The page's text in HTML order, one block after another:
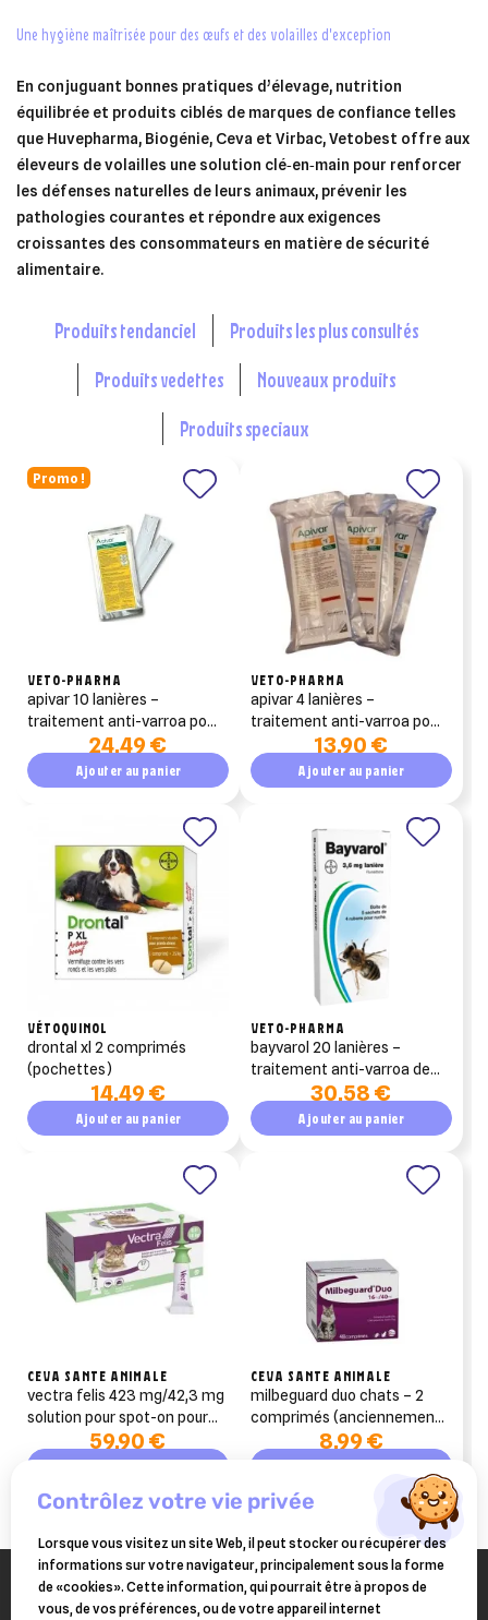
une hygiène maîtrisée pour des œufs et des volailles d’exception
En conjuguant bonnes pratiques d’élevage, nutrition
équilibrée et produits ciblés de marques de confiance telles
que Huvepharma, Biogénie, Ceva et Virbac, Vetobest offre aux
éleveurs de volailles une solution clé‑en‑main pour renforcer
les défenses naturelles de leurs animaux, prévenir les
pathologies courantes et répondre aux exigences
croissantes des consommateurs en matière de sécurité
alimentaire.
produits tendanciel
produits les plus consultés
produits vedettes
nouveaux produits
produits speciaux
Promo !
VETO-PHARMA
apivar 10 lanières –
traitement anti-varroa pour
ruche (amitraz)
24,49 €
Ajouter au panier
VETO-PHARMA
apivar 4 lanières –
traitement anti-varroa pour
ruche (amitraz)
13,90 €
Ajouter au panier
VÉTOQUINOL
drontal xl 2 comprimés
(pochettes)
14,49 €
Ajouter au panier
VETO-PHARMA
bayvarol 20 lanières –
traitement anti-varroa de
rotation (fluméthrine)
30,58 €
Ajouter au panier
CEVA SANTE ANIMALE
vectra felis 423 mg/42,3 mg
solution pour spot-on pour
chats 12 pipettes
59,90 €
Ajouter au panier
CEVA SANTE ANIMALE
milbeguard duo chats – 2
comprimés (anciennement
milbactor)8,99 €
Ajouter au panier
contrôlez votre vie privée
Lorsque vous visitez un site Web, il peut stocker ou récupérer des
informations sur votre navigateur, principalement sous la forme
de «cookies». Cette information, qui pourrait être à propos de
vous, de vos préférences, ou de votre appareil internet